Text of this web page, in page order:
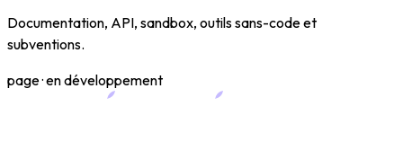
Documentation, API, sandbox, outils sans-code et
subventions.
page · en développement